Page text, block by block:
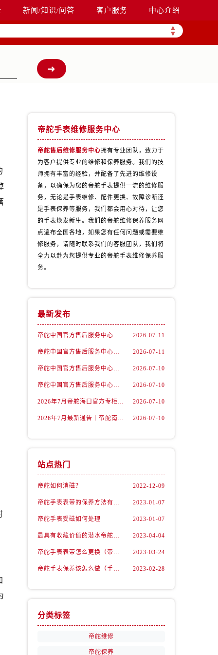
新闻/知识/问答 客户服务 中心介绍
▲
▼
帝舵手表维修服务中心
帝舵售后维修服务中心拥有专业团队，致力于
为客户提供专业的维修和保养服务。我们的技
师拥有丰富的经验，并配备了先进的维修设
备，以确保为您的帝舵手表提供一流的维修服
务，无论是手表维修、配件更换、故障诊断还
是手表保养等服务，我们都会用心对待，让您
的手表焕发新生。我们的帝舵维修保养服务网
点遍布全国各地，如果您有任何问题或需要维
修服务，请随时联系我们的客服团队，我们将
全力以赴为您提供专业的帝舵手表维修保养服
务。
最新发布
帝舵中国官方售后服务中心｜维修地址及售后服务热线权威信息声明（2026年7月最新） 2026-07-11
帝舵中国官方售后服务中心｜全部网点地址及电话权威信息通告（2026年7月最新） 2026-07-11
帝舵中国官方售后服务中心｜官方地址与客服热线权威信息声明（2026年7月最新） 2026-07-10
帝舵中国官方售后服务中心｜详细地址与24小时客服电话权威信息声明（2026年7月最新） 2026-07-10
2026年7月帝舵海口官方专柜服务热线大全+客户咨询通道公开 2026-07-10
2026年7月最新通告｜帝舵南京官方专柜服务热线一键获取攻略 2026-07-10
站点热门
帝舵如何消磁？ 2022-12-09
帝舵手表表带的保养方法有哪些？ 2023-01-07
帝舵手表受磁如何处理 2023-01-07
最具有收藏价值的潜水帝舵腕表 2023-04-04
帝舵手表表带怎么更换（帝舵手表表带如何更换) 2023-03-24
帝舵手表保养该怎么做（手表如何保养） 2023-02-28
分类标签
帝舵维修
帝舵保养